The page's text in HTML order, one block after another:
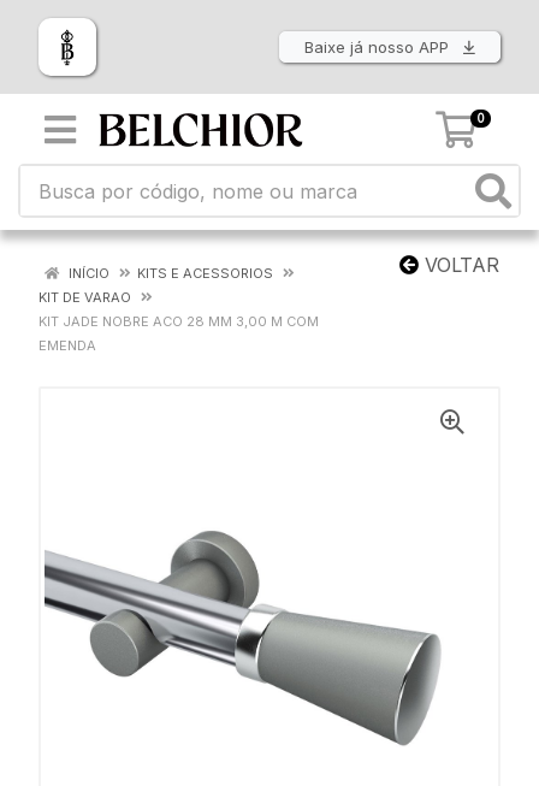
Baixe já nosso APP
0
VOLTAR
INÍCIO
KITS E ACESSORIOS
KIT DE VARAO
KIT JADE NOBRE ACO 28 MM 3,00 M COM
EMENDA